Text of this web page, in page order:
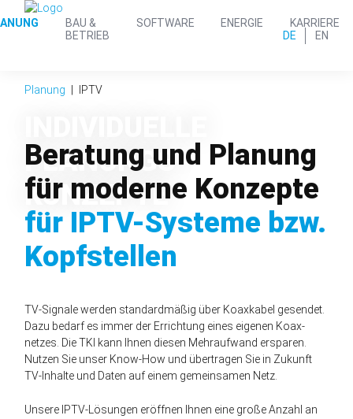
DE EN
BAU &
BETRIEB
SOFTWARE ENERGIE KARRIERE
PLANUNGS-
KONZEPTE
Planung IPTV
Beratung und Planung
für moderne Kon­zepte
für IPTV-Systeme bzw.
Kopf­stellen
TV-Signale werden standard­mäßig über Koax­kabel gesendet.
Dazu bedarf es immer der Errichtung eines eigenen Koax­
netzes. Die TKI kann Ihnen diesen Mehr­auf­wand ersparen.
Nutzen Sie unser Know-How und über­tragen Sie in Zukunft
TV-Inhalte und Daten auf einem gemein­samen Netz.
Unsere IPTV-Lösungen eröffnen Ihnen eine große Anzahl an